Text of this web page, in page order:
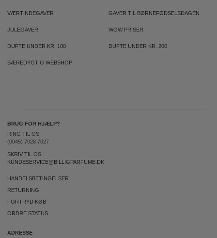
VÆRTINDEGAVER GAVER TIL BØRNEFØDSELSDAGEN
JULEGAVER WOW PRISER
DUFTE UNDER KR. 100 DUFTE UNDER KR. 200
BÆREDYGTIG WEBSHOP
BRUG FOR HJÆLP?
RING TIL OS
(0045) 7028 7027
SKRIV TIL OS
KUNDESERVICE@BILLIGPARFUME.DK
HANDELSBETINGELSER
RETURNING
FORTRYD KØB
ORDRE STATUS
ADRESSE